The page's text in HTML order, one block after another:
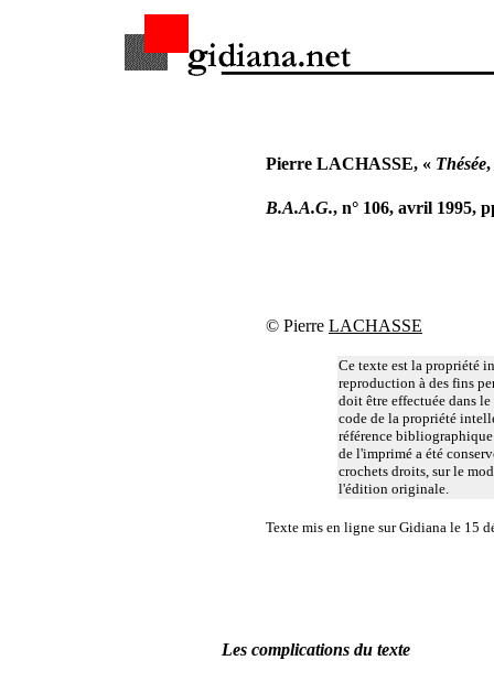
Pierre LACHASSE, « Thésée,
B.A.A.G., n° 106, avril 1995,
© Pierre LACHASSE
Ce texte est la propriété
reproduction à des fins
doit être effectuée dans
code de la propriété
référence
de l'imprimé a été
crochets droits, sur le
l'édition originale.
Texte mis en ligne sur Gidiana le 15
Les complications du texte